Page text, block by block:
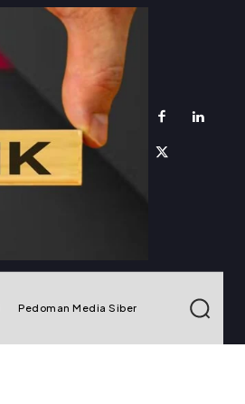
Pedoman Media Siber